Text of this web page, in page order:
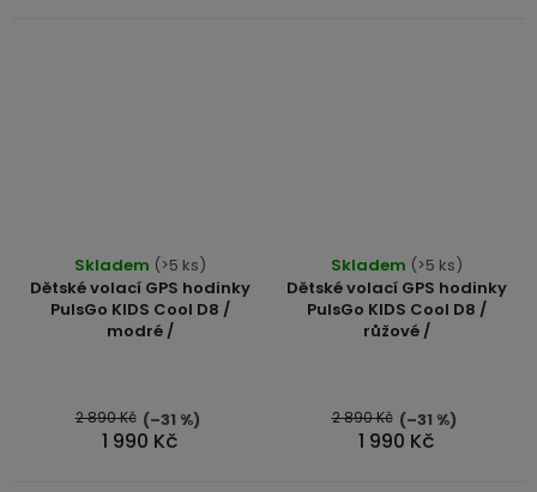
Dětské volací GPS hodinky
PulsGo KIDS Cool D8 /
modré /
Skladem (>5 ks)
1 990 Kč
2 890 Kč (–31 %)
Dětské volací GPS hodinky
PulsGo KIDS Cool D8 /
růžové /
Skladem (>5 ks)
1 990 Kč
2 890 Kč (–31 %)